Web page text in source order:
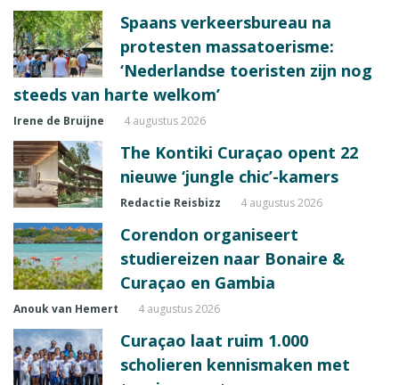
Spaans verkeersbureau na
protesten massatoerisme:
‘Nederlandse toeristen zijn nog
steeds van harte welkom’
Irene de Bruijne 4 augustus 2026
The Kontiki Curaçao opent 22
nieuwe ‘jungle chic’-kamers
Redactie Reisbizz 4 augustus 2026
Corendon organiseert
studiereizen naar Bonaire &
Curaçao en Gambia
Anouk van Hemert 4 augustus 2026
Curaçao laat ruim 1.000
scholieren kennismaken met